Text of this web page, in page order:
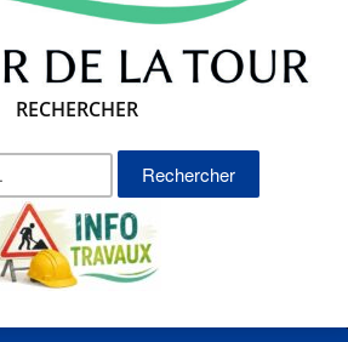
RECHERCHER
Rechercher :